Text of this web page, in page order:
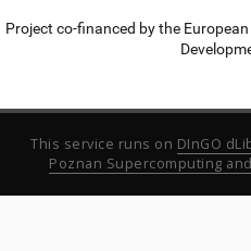
Project co-financed by the
This service runs on DInGO
Poznan Supercomputing